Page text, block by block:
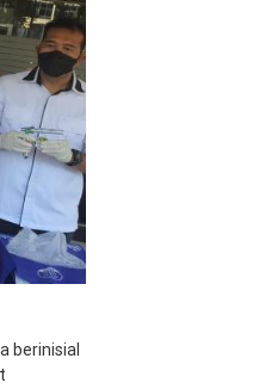
berinisial